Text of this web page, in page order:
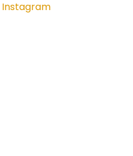
Instagram